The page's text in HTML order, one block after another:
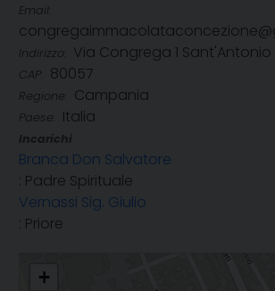
Email:
Indirizzo: Via Congrega 1
CAP: 80057
Regione: Campania
Paese: Italia
Incarichi
Branca Don Salvatore
: Padre Spirituale
Vernassi Sig. Giulio
: Priore
Confraternita Dell'Immacolata Concezione
+